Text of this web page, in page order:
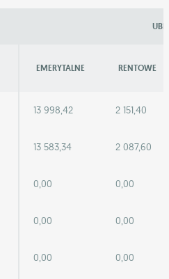
EMERYTALNE RENTOWE
13 998,42 2 151,40
13 583,34 2 087,60
0,00 0,00
0,00 0,00
0,00 0,00